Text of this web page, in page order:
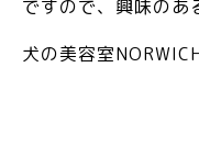
ですので、興味のあ
犬の美容室